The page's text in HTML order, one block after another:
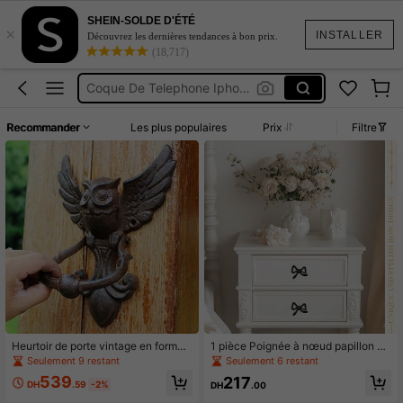
INSTALLER
×
SHEIN-SOLDE D'ÉTÉ
Découvrez les dernières tendances à bon prix.
(18,717)
Burkini Femme Hijab
Poignee De Porte
Coque De Telephone Iphone 15
Squishy
Burkini Femme Hijab
Poignee De Porte
Recommander Les plus populaires Prix Filtre
Heurtoir de porte vintage en forme
de hibou : Poignée de porte extérieu
re en fonte avec design de hibou ail
é
Seulement 9 restant
DH539.59 -2%
1 pièce Poignée à nœud papillon no
ir style français, pour coiffeuse, tiroi
rs, armoires
Seulement 6 restant
DH217.00